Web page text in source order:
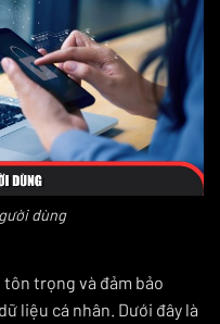
dùng
trọng và đảm bảo
liệu cá nhân. Dưới đây là